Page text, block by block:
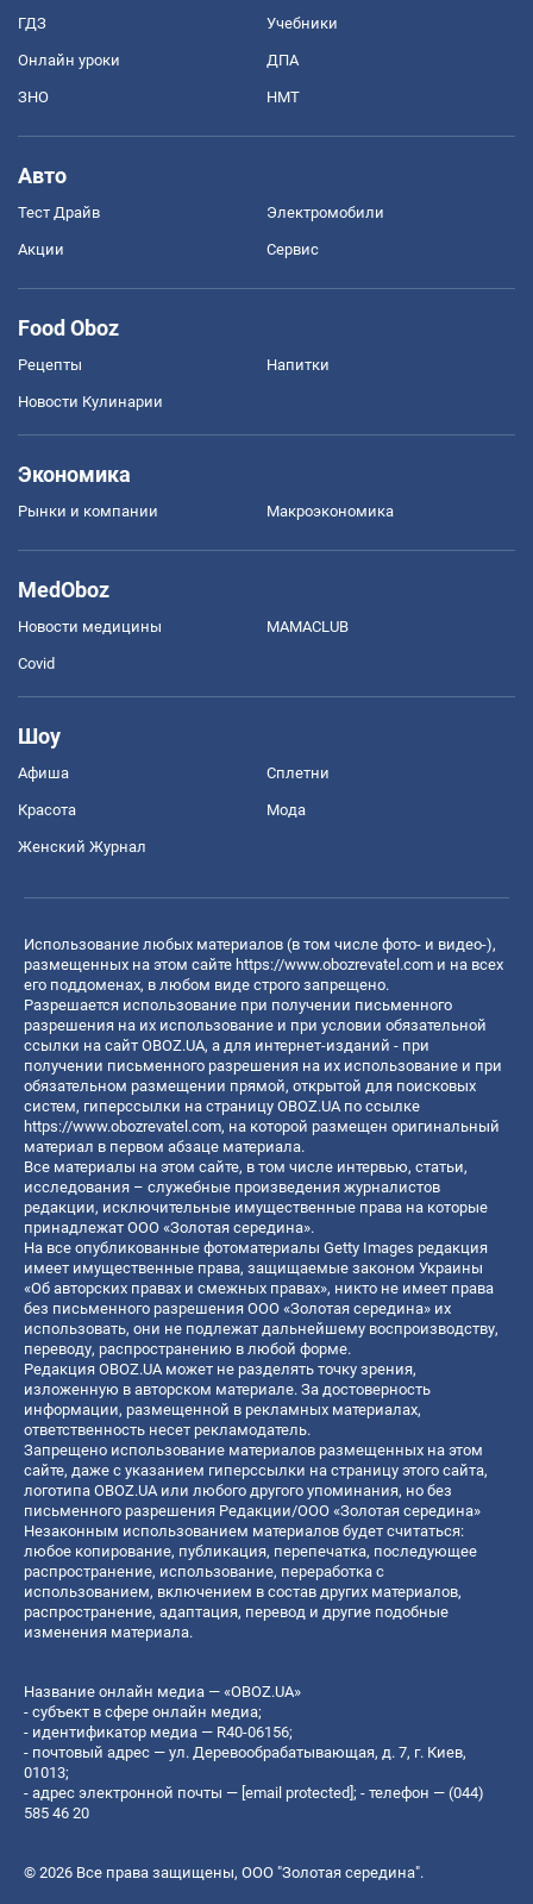
ГДЗ Учебники
Онлайн уроки ДПА
ЗНО НМТ
Авто
Тест Драйв Электромобили
Акции Сервис
Food Oboz
Рецепты Напитки
Новости Кулинарии
Экономика
Рынки и компании Mакроэкономика
MedOboz
Новости медицины MAMACLUB
Covid
Шоу
Афиша Сплетни
Красота Мода
Женский Журнал
Использование любых материалов (в том числе фото- и видео-),
размещенных на этом сайте https://www.obozrevatel.com и на всех
его поддоменах, в любом виде строго запрещено.
Разрешается использование при получении письменного
разрешения на их использование и при условии обязательной
ссылки на сайт OBOZ.UA, а для интернет-изданий - при
получении письменного разрешения на их использование и при
обязательном размещении прямой, открытой для поисковых
систем, гиперссылки на страницу OBOZ.UA по ссылке
https://www.obozrevatel.com, на которой размещен оригинальный
материал в первом абзаце материала.
Все материалы на этом сайте, в том числе интервью, статьи,
исследования – служебные произведения журналистов
редакции, исключительные имущественные права на которые
принадлежат ООО «Золотая середина».
На все опубликованные фотоматериалы Getty Images редакция
имеет имущественные права, защищаемые законом Украины
«Об авторских правах и смежных правах», никто не имеет права
без письменного разрешения ООО «Золотая середина» их
использовать, они не подлежат дальнейшему воспроизводству,
переводу, распространению в любой форме.
Редакция OBOZ.UA может не разделять точку зрения,
изложенную в авторском материале. За достоверность
информации, размещенной в рекламных материалах,
ответственность несет рекламодатель.
Запрещено использование материалов размещенных на этом
сайте, даже с указанием гиперссылки на страницу этого сайта,
логотипа OBOZ.UA или любого другого упоминания, но без
письменного разрешения Редакции/ООО «Золотая середина»
Незаконным использованием материалов будет считаться:
любое копирование, публикация, перепечатка, последующее
распространение, использование, переработка с
использованием, включением в состав других материалов,
распространение, адаптация, перевод и другие подобные
изменения материала.
Название онлайн медиа — «OBOZ.UA»
- субъект в сфере онлайн медиа;
- идентификатор медиа — R40-06156;
- почтовый адрес — ул. Деревообрабатывающая, д. 7, г. Киев,
01013;
- адрес электронной почты — [email protected]; - телефон — (044)
585 46 20
© 2026 Все права защищены, ООО "Золотая середина".